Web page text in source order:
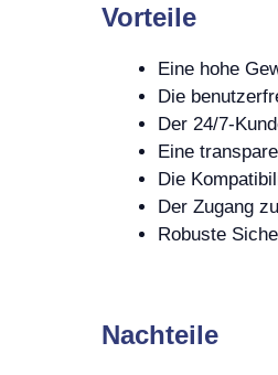
Vorteile
Eine hohe
Die
Der 24/7-
Eine
Die
Der Zugang
Robuste
Nachteile